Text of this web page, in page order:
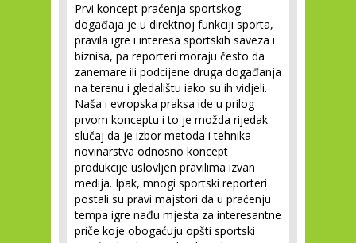
Prvi koncept praćenja sportskog
događaja je u direktnoj funkciji sporta,
pravila igre i interesa sportskih saveza i
biznisa, pa reporteri moraju često da
zanemare ili podcijene druga događanja
na terenu i gledalištu iako su ih vidjeli.
Naša i evropska praksa ide u prilog
prvom konceptu i to je možda rijedak
slučaj da je izbor metoda i tehnika
novinarstva odnosno koncept
produkcije uslovljen pravilima izvan
medija. Ipak, mnogi sportski reporteri
postali su pravi majstori da u praćenju
tempa igre nađu mjesta za interesantne
priče koje obogaćuju opšti sportski